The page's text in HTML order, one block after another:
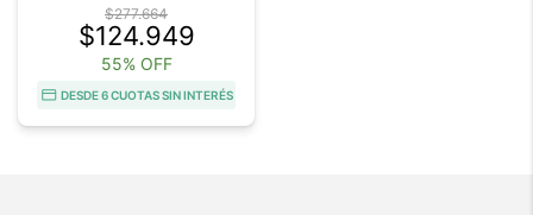
$277.664
$124.949
55% OFF
DESDE 6 CUOTAS SIN INTERÉS